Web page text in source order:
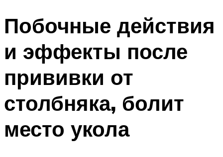
Побочные действия
и эффекты после
прививки от
столбняка, болит
место укола